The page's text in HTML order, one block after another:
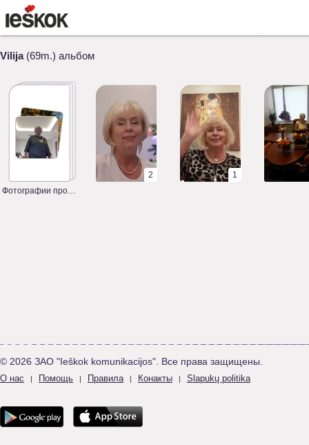
Vilija(69m.) альбом
Фотографии профиля
2 1
© 2026 ЗАО "Ieškok komunikacijos". Все права защищены.
О нас | Помощь | Правила | Конакты | Slapukų politika